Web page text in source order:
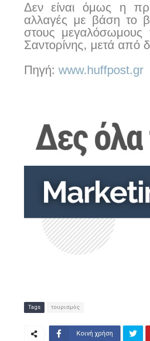
Δεν είναι όμως η
αλλαγές με βάση το
στους μεγαλόσωμους
Σαντορίνης, μετά από
Πηγή: www.huffpost.gr
Tags τουρισμός
Κοινή χρήση